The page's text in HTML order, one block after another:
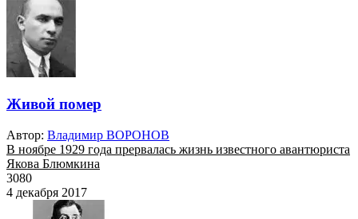
Живой помер
Автор: Владимир ВОРОНОВ
В ноябре 1929 года прервалась жизнь известного авантюриста
Якова Блюмкина
3080
4 декабря 2017